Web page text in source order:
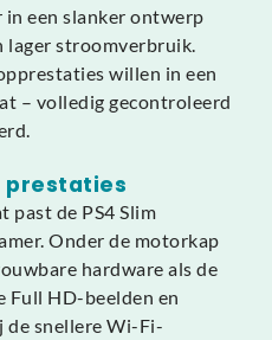
een slanker ontwerp
lager stroomverbruik.
willen in een
– volledig gecontroleerd
prestaties
past de PS4 Slim
Onder de motorkap
hardware als de
Full HD-beelden en
de snellere Wi-Fi-